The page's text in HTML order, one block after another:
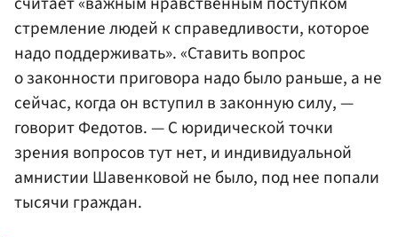
стремление людей к справедливости, которое
надо поддерживать». «Ставить вопрос
о законности приговора надо было раньше, а не
сейчас, когда он вступил в законную силу, —
говорит Федотов. — С юридической точки
зрения вопросов тут нет, и индивидуальной
амнистии Шавенковой не было, под нее попали
тысячи граждан.